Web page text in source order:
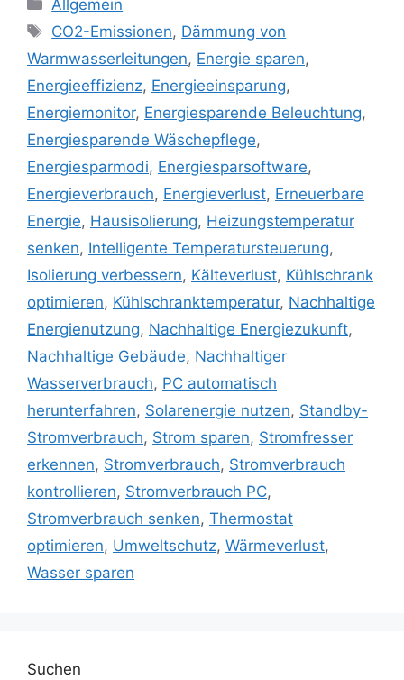
Allgemein
Schlagwörter
CO2-Emissionen, Dämmung von
Warmwasserleitungen, Energie sparen,
Energieeffizienz, Energieeinsparung,
Energiemonitor, Energiesparende Beleuchtung,
Energiesparende Wäschepflege,
Energiesparmodi, Energiesparsoftware,
Energieverbrauch, Energieverlust, Erneuerbare
Energie, Hausisolierung, Heizungstemperatur
senken, Intelligente Temperatursteuerung,
Isolierung verbessern, Kälteverlust, Kühlschrank
optimieren, Kühlschranktemperatur, Nachhaltige
Energienutzung, Nachhaltige Energiezukunft,
Nachhaltige Gebäude, Nachhaltiger
Wasserverbrauch, PC automatisch
herunterfahren, Solarenergie nutzen, Standby-
Stromverbrauch, Strom sparen, Stromfresser
erkennen, Stromverbrauch, Stromverbrauch
kontrollieren, Stromverbrauch PC,
Stromverbrauch senken, Thermostat
optimieren, Umweltschutz, Wärmeverlust,
Wasser sparen
Suchen